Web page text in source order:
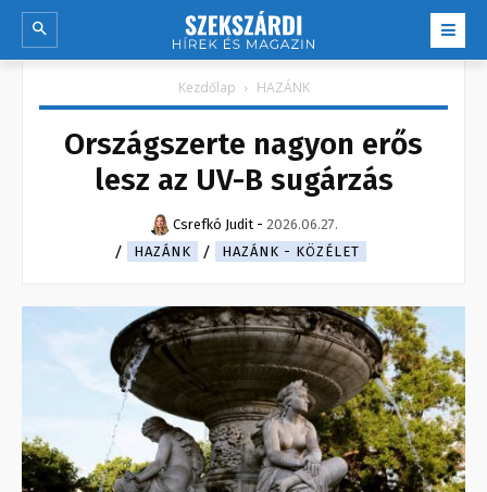
Kezdőlap HAZÁNK
Országszerte nagyon erős
lesz az UV-B sugárzás
Csrefkó Judit - 2026.06.27.
HAZÁNK
HAZÁNK - KÖZÉLET